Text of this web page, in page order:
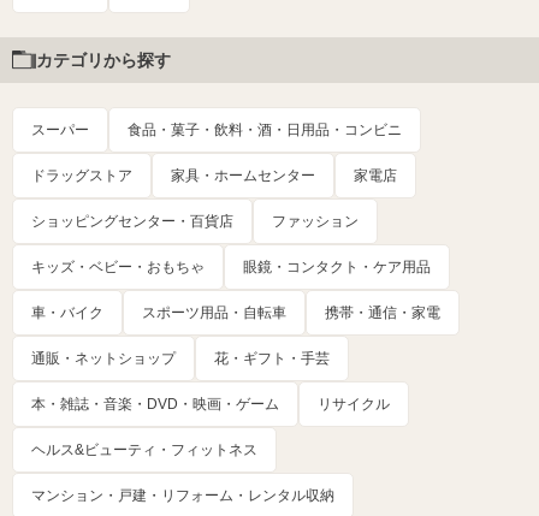
カテゴリから探す
スーパー 食品・菓子・飲料・酒・日用品・コンビニ
ドラッグストア 家具・ホームセンター 家電店
ショッピングセンター・百貨店 ファッション
キッズ・ベビー・おもちゃ 眼鏡・コンタクト・ケア用品
車・バイク スポーツ用品・自転車 携帯・通信・家電
通販・ネットショップ 花・ギフト・手芸
本・雑誌・音楽・DVD・映画・ゲーム リサイクル
ヘルス&ビューティ・フィットネス
マンション・戸建・リフォーム・レンタル収納